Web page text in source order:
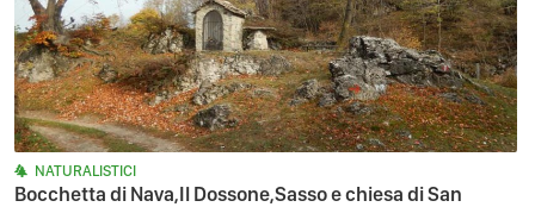
NATURALISTICI
Bocchetta di Nava,Il Dossone,Sasso e chiesa di San